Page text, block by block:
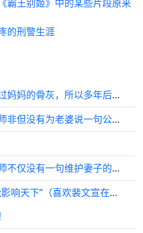
霸王别姬》中的某些片段原来
的刑警生涯
细节在于，因为费可曾捧过妈妈的骨灰，所以多年后依然认为他脏…
黄玲与婆家人争执，庄老师非但没有为老婆说一句公道话，反而还责备黄玲
黄玲与婆家人争执，庄老师不仅没有一句维护妻子的话，反而还责备黄玲
“我裴某有何德何能，竟能影响天下”（喜欢裴文宣在朝堂上的得意模样 ）